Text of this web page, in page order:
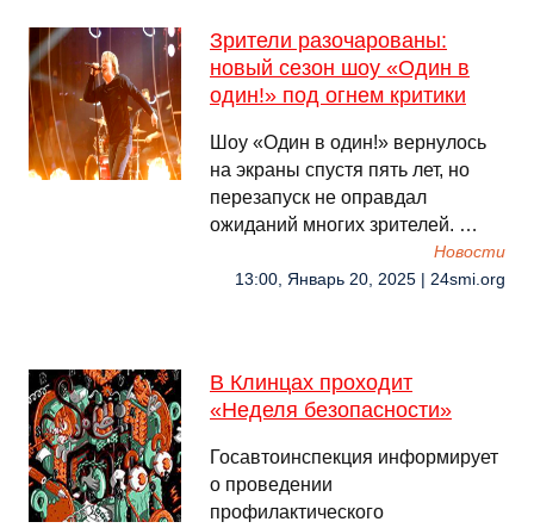
Зрители разочарованы:
новый сезон шоу «Один в
один!» под огнем критики
Шоу «Один в один!» вернулось
на экраны спустя пять лет, но
перезапуск не оправдал
ожиданий многих зрителей. …
Новости
13:00, Январь 20, 2025 | 24smi.org
В Клинцах проходит
«Неделя безопасности»
Госавтоинспекция информирует
о проведении
профилактического